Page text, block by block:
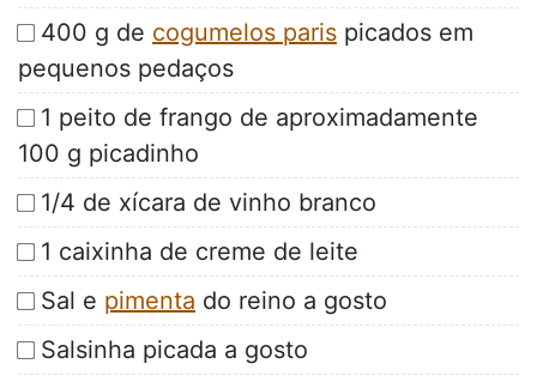
400 g de cogumelos paris picados em
pequenos pedaços
1 peito de frango de aproximadamente
100 g picadinho
1/4 de xícara de vinho branco
1 caixinha de creme de leite
Sal e pimenta do reino a gosto
Salsinha picada a gosto